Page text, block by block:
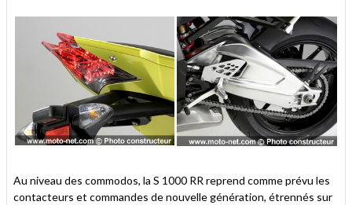
Au niveau des commodos, la S 1000 RR reprend comme prévu les
contacteurs et commandes de nouvelle génération, étrennés sur